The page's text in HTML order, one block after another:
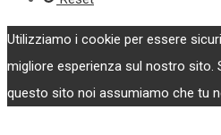
Utilizziamo i cookie per essere
migliore esperienza sul nostro sito.
questo sito noi assumiamo che tu